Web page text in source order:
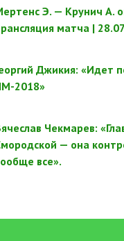
Э. — Крунич А.
матча |
Джикия: «Идет
2018»
Чекмарев:
— она
все».